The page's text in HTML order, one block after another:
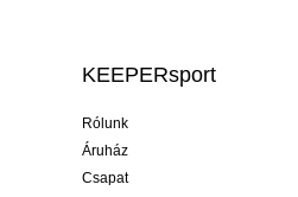
KEEPERsport
Rólunk
Áruház
Csapat